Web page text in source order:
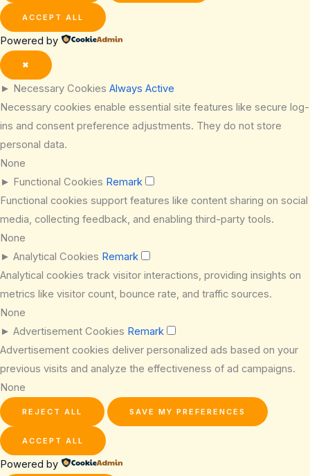
ACCEPT ALL
Powered by
✖
► Necessary Cookies Always Active
Necessary cookies enable essential site features like secure log-
ins and consent preference adjustments. They do not store
personal data.
None
► Functional Cookies Remark
Functional cookies support features like content sharing on social
media, collecting feedback, and enabling third-party tools.
None
► Analytical Cookies Remark
Analytical cookies track visitor interactions, providing insights on
metrics like visitor count, bounce rate, and traffic sources.
None
► Advertisement Cookies Remark
Advertisement cookies deliver personalized ads based on your
previous visits and analyze the effectiveness of ad campaigns.
None
REJECT ALL SAVE MY PREFERENCES
ACCEPT ALL
Powered by